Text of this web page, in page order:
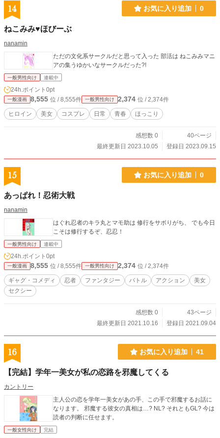
14 お気に入り追加 0
ねこみみ♥️ほびーぶ
nanamin
ただの文化系サークルだと思って入った 部活は ねこみみマニ
アの集うゆかいなサークルだった?!
一般男性向け 連載中
24h.ポイント 0pt
一般漫画 8,555 位 / 8,555件 一般男性向け 2,374 位 / 2,374件
ヒロイン 美女 コスプレ 日常 青春 ほっこり
感想数 0
40ページ
最終更新日 2023.10.05
登録日 2023.09.15
15 お気に入り追加 0
あっぱれ！忍術大戦
nanamin
はぐれ忍者のキラ丸とマモ助は 修行をサボりがち、 でも今日
こそは修行するぞ、忍忍！
一般男性向け 連載中
24h.ポイント 0pt
一般漫画 8,555 位 / 8,555件 一般男性向け 2,374 位 / 2,374件
ギャグ・コメディ 忍者 ファンタジー バトル アクション
美女
セクシー
感想数 0
43ページ
最終更新日 2021.10.16
登録日 2021.09.04
16 お気に入り追加 41
【完結】学年一美女が私の恋路を邪魔してくる
カントリー
主人公の恋を学年一美女があの手、この手で邪魔するお話に
なります。 邪魔する彼女の真相は…? NL? それともGL? 今は
読者の判断に任せます。
一般女性向け 完結